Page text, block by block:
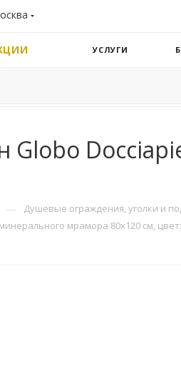
УСЛУГИ
— Душевые ограждения, уголки и
мрамора 80x120 см,